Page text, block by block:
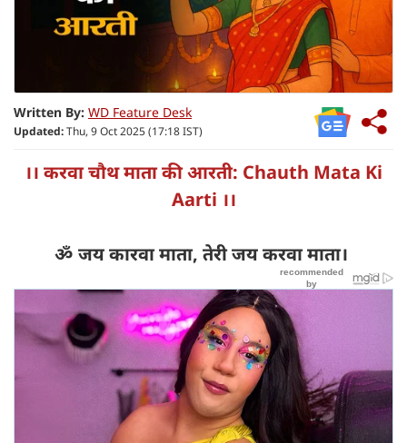
Written By: WD Feature Desk
Updated:Thu, 9 Oct 2025 (17:18 IST)
।। करवा चौथ माता की आरती: Chauth Mata Ki
Aarti ।।
ॐ जय कारवा माता, तेरी जय करवा माता।